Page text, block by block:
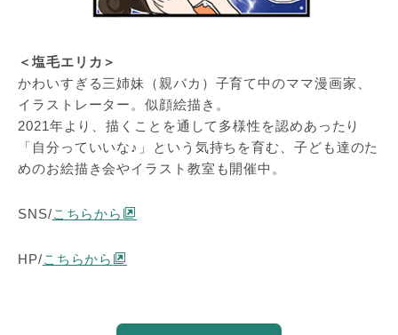
＜塩毛エリカ＞
かわいすぎる三姉妹（親バカ）子育て中のママ漫画家、
イラストレーター。似顔絵描き。
2021年より、描くことを通して多様性を認めあったり
「自分っていいな♪」という気持ちを育む、子ども達のた
めのお絵描き会やイラスト教室も開催中。
SNS/こちらから
HP/こちらから